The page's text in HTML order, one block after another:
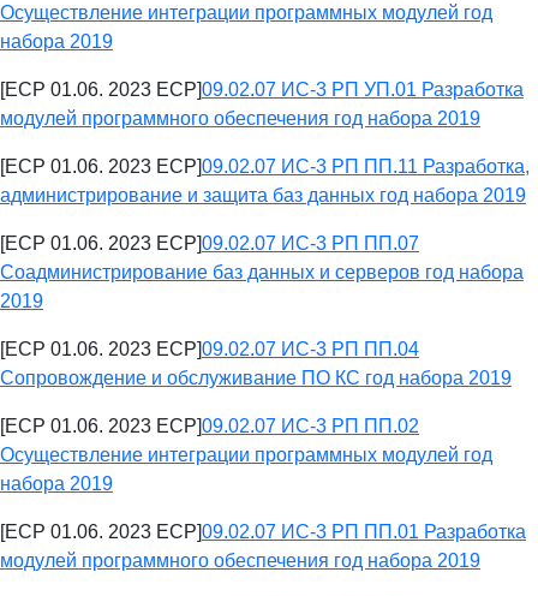
Осуществление интеграции программных модулей год
набора 2019
[ECP 01.06. 2023 ECP]09.02.07 ИС-3 РП УП.01 Разработка
модулей программного обеспечения год набора 2019
[ECP 01.06. 2023 ECP]09.02.07 ИС-3 РП ПП.11 Разработка,
администрирование и защита баз данных год набора 2019
[ECP 01.06. 2023 ECP]09.02.07 ИС-3 РП ПП.07
Соадминистрирование баз данных и серверов год набора
2019
[ECP 01.06. 2023 ECP]09.02.07 ИС-3 РП ПП.04
Сопровождение и обслуживание ПО КС год набора 2019
[ECP 01.06. 2023 ECP]09.02.07 ИС-3 РП ПП.02
Осуществление интеграции программных модулей год
набора 2019
[ECP 01.06. 2023 ECP]09.02.07 ИС-3 РП ПП.01 Разработка
модулей программного обеспечения год набора 2019